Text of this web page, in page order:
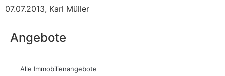
07.07.2013, Karl Müller
Angebote
Alle Immobilienangebote